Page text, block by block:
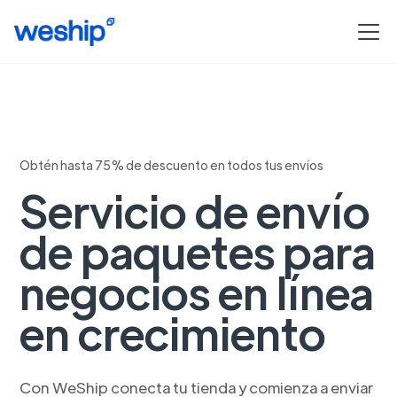
Obtén hasta 75% de descuento en todos tus envíos
Servicio de envío
de paquetes para
negocios en línea
en crecimiento
Con WeShip conecta tu tienda y comienza a enviar